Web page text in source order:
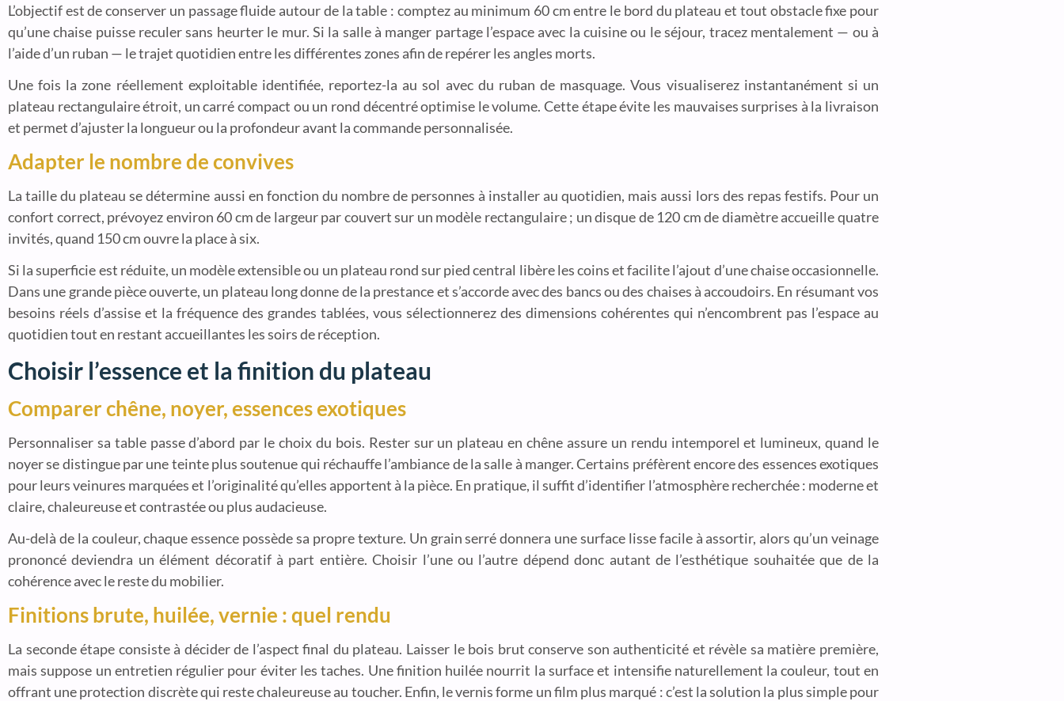
L’objectif est de conserver un passage fluide autour de la table : comptez au minimum 60 cm entre le bord du plateau et tout obstacle fixe pour
qu’une chaise puisse reculer sans heurter le mur. Si la salle à manger partage l’espace avec la cuisine ou le séjour, tracez mentalement — ou à
l’aide d’un ruban — le trajet quotidien entre les différentes zones afin de repérer les angles morts.
Une fois la zone réellement exploitable identifiée, reportez-la au sol avec du ruban de masquage. Vous visualiserez instantanément si un
plateau rectangulaire étroit, un carré compact ou un rond décentré optimise le volume. Cette étape évite les mauvaises surprises à la livraison
et permet d’ajuster la longueur ou la profondeur avant la commande personnalisée.
Adapter le nombre de convives
La taille du plateau se détermine aussi en fonction du nombre de personnes à installer au quotidien, mais aussi lors des repas festifs. Pour un
confort correct, prévoyez environ 60 cm de largeur par couvert sur un modèle rectangulaire ; un disque de 120 cm de diamètre accueille quatre
invités, quand 150 cm ouvre la place à six.
Si la superficie est réduite, un modèle extensible ou un plateau rond sur pied central libère les coins et facilite l’ajout d’une chaise occasionnelle.
Dans une grande pièce ouverte, un plateau long donne de la prestance et s’accorde avec des bancs ou des chaises à accoudoirs. En résumant vos
besoins réels d’assise et la fréquence des grandes tablées, vous sélectionnerez des dimensions cohérentes qui n’encombrent pas l’espace au
quotidien tout en restant accueillantes les soirs de réception.
Choisir l’essence et la finition du plateau
Comparer chêne, noyer, essences exotiques
Personnaliser sa table passe d’abord par le choix du bois. Rester sur un plateau en chêne assure un rendu intemporel et lumineux, quand le
noyer se distingue par une teinte plus soutenue qui réchauffe l’ambiance de la salle à manger. Certains préfèrent encore des essences exotiques
pour leurs veinures marquées et l’originalité qu’elles apportent à la pièce. En pratique, il suffit d’identifier l’atmosphère recherchée : moderne et
claire, chaleureuse et contrastée ou plus audacieuse.
Au-delà de la couleur, chaque essence possède sa propre texture. Un grain serré donnera une surface lisse facile à assortir, alors qu’un veinage
prononcé deviendra un élément décoratif à part entière. Choisir l’une ou l’autre dépend donc autant de l’esthétique souhaitée que de la
cohérence avec le reste du mobilier.
Finitions brute, huilée, vernie : quel rendu
La seconde étape consiste à décider de l’aspect final du plateau. Laisser le bois brut conserve son authenticité et révèle sa matière première,
mais suppose un entretien régulier pour éviter les taches. Une finition huilée nourrit la surface et intensifie naturellement la couleur, tout en
offrant une protection discrète qui reste chaleureuse au toucher. Enfin, le vernis forme un film plus marqué : c’est la solution la plus simple pour